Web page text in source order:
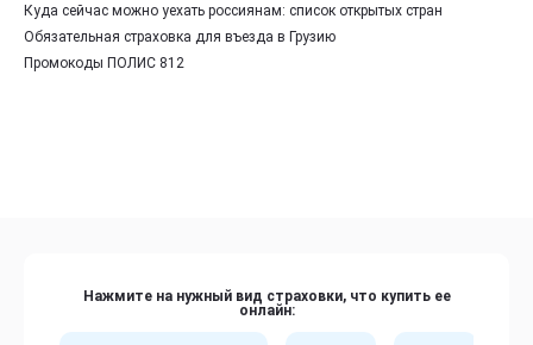
Куда сейчас можно уехать россиянам: список открытых стран
Обязательная страховка для въезда в Грузию
Промокоды ПОЛИС 812
Нажмите на нужный вид страховки, что купить ее
онлайн: